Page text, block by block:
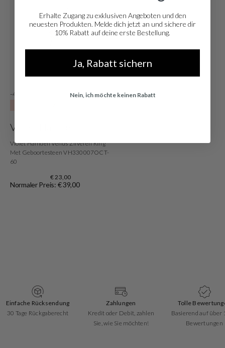
-41%
Violet Hamden
Violet Hamden Venus Zilveren Ring
Met Geboortesteen VH330007OCT-
60
€ 23,00
Normaler Preis: € 39,00
Einfache Rücksendung
30 Tage Rückgaberecht
Zahlungen
Kredit oder Debit, zahlen
Sie, wie Sie möchten!
Tolle
Basierend auf über
Bewertungen
Erhalte Zugang zu exklusiven Angeboten und den
neuesten Produkten. Melde dich jetzt an und sichere dir
10% Rabatt auf deine erste Bestellung.
Ja, Rabatt sichern
Nein, ich möchte keinen Rabatt